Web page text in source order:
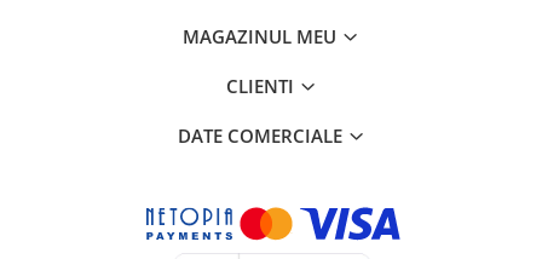
MAGAZINUL MEU
CLIENTI
DATE COMERCIALE